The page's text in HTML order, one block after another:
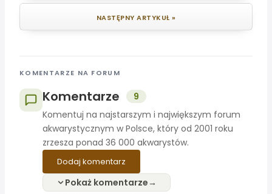
NASTĘPNY ARTYKUŁ »
KOMENTARZE NA FORUM
Komentarze
9
Komentuj na najstarszym i największym forum
akwarystycznym w Polsce, który od 2001 roku
zrzesza ponad 36 000 akwarystów.
Dodaj komentarz
Pokaż komentarze